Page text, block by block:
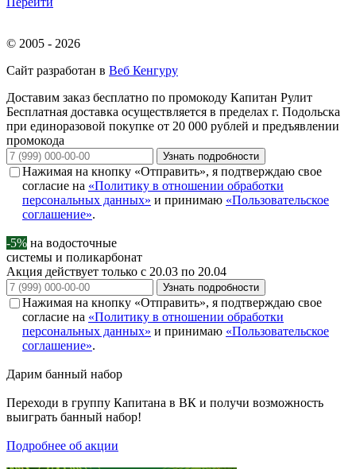
© 2005 - 2026
Сайт разработан в Веб Кенгуру
Доставим заказ бесплатно по промокоду Капитан Рулит
Бесплатная доставка осуществляется в пределах г. Подольска
при единоразовой покупке от 20 000 рублей и предъявлении
промокода
Узнать подробности
Нажимая на кнопку «Отправить», я подтверждаю свое
согласие на «Политику в отношении обработки
персональных данных» и принимаю «Пользовательское
соглашение».
-5% на водосточные
системы и поликарбонат
Акция действует только с 20.03 по 20.04
Узнать подробности
Нажимая на кнопку «Отправить», я подтверждаю свое
согласие на «Политику в отношении обработки
персональных данных» и принимаю «Пользовательское
соглашение».
Дарим банный набор
Переходи в группу Капитана в ВК и получи возможность
выиграть банный набор!
Подробнее об акции